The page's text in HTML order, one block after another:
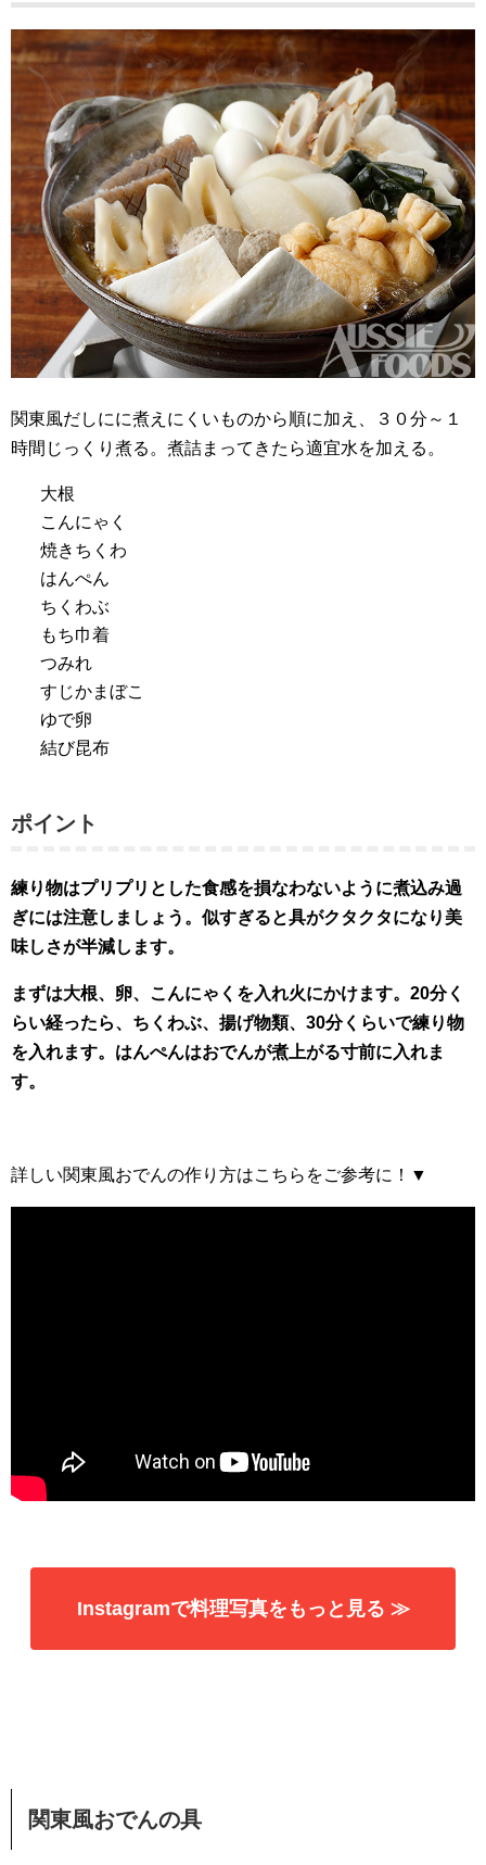
関東風だしにに煮えにくいものから順に加え、３０分～１
時間じっくり煮る。煮詰まってきたら適宜水を加える。
大根
こんにゃく
焼きちくわ
はんぺん
ちくわぶ
もち巾着
つみれ
すじかまぼこ
ゆで卵
結び昆布
ポイント
練り物はプリプリとした食感を損なわないように煮込み過
ぎには注意しましょう。似すぎると具がクタクタになり美
味しさが半減します。
まずは大根、卵、こんにゃくを入れ火にかけます。20分く
らい経ったら、ちくわぶ、揚げ物類、30分くらいで練り物
を入れます。はんぺんはおでんが煮上がる寸前に入れま
す。
詳しい関東風おでんの作り方はこちらをご参考に！▼
Instagramで料理写真をもっと見る ≫
関東風おでんの具